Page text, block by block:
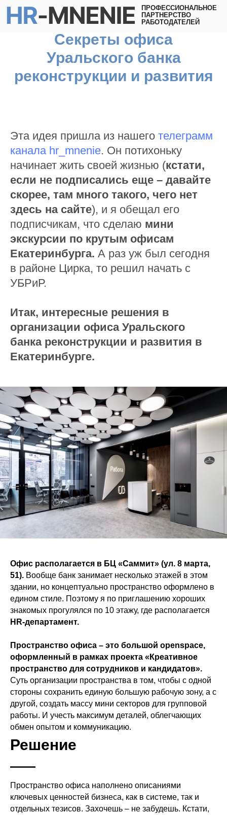
ПРОФЕССИОНАЛЬНОЕ
ПАРТНЕРСТВО
РАБОТОДАТЕЛЕЙ
Секреты офиса
Уральского банка
реконструкции и развития
Эта идея пришла из нашего телеграмм
канала hr_mnenie. Он потихоньку
начинает жить своей жизнью (кстати,
если не подписались еще – давайте
скорее, там много такого, чего нет
здесь на сайте), и я обещал его
подписчикам, что сделаю мини
экскурсии по крутым офисам
Екатеринбурга. А раз уж был сегодня
в районе Цирка, то решил начать с
УБРиР.
Итак, интересные решения в
организации офиса Уральского
банка реконструкции и развития в
Екатеринбурге.
Офис располагается в БЦ «Саммит» (ул. 8 марта,
51). Вообще банк занимает несколько этажей в этом
здании, но концептуально пространство оформлено в
едином стиле. Поэтому я по приглашению хороших
знакомых прогулялся по 10 этажу, где располагается
HR-департамент.
Пространство офиса – это большой openspace,
оформленный в рамках проекта «Креативное
пространство для сотрудников и кандидатов».
Суть организации пространства в том, чтобы с одной
стороны сохранить единую большую рабочую зону, а с
другой, создать массу мини секторов для групповой
работы. И учесть максимум деталей, облегчающих
обмен опытом и коммуникацию.
Решение
Пространство офиса наполнено описаниями
ключевых ценностей бизнеса, как в системе, так и
отдельных тезисов. Захочешь – не забудешь. Кстати,